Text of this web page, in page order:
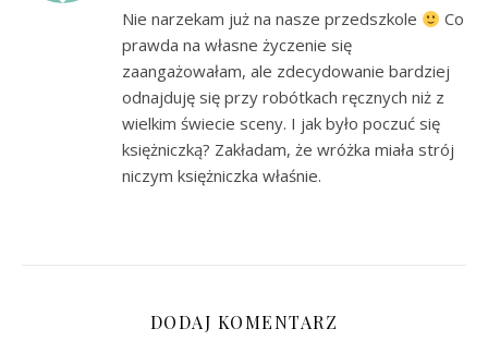
Nie narzekam już na nasze przedszkole
Co
prawda na własne życzenie się
zaangażowałam, ale zdecydowanie bardziej
odnajduję się przy robótkach ręcznych niż z
wielkim świecie sceny. I jak było poczuć się
księżniczką? Zakładam, że wróżka miała strój
niczym księżniczka właśnie.
DODAJ KOMENTARZ